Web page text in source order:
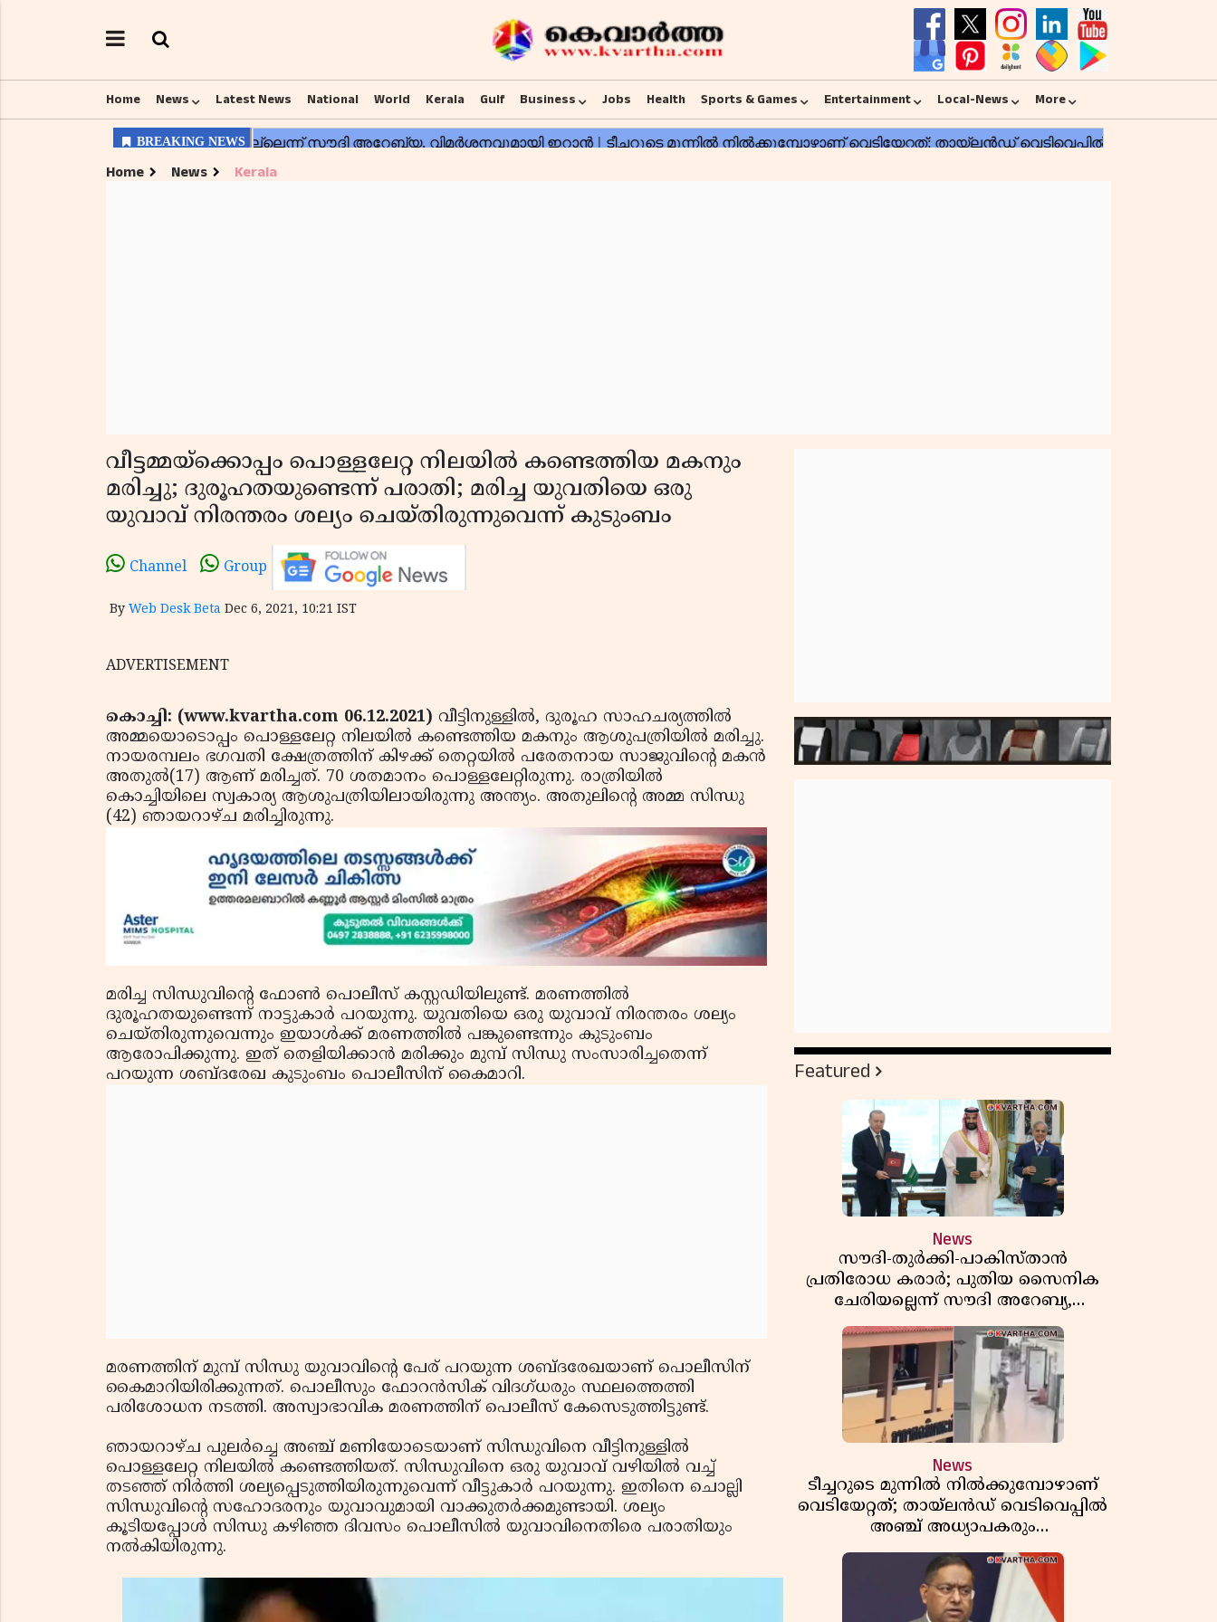
Home News Latest News National World Kerala Gulf Business Jobs Health Sports & Games Entertainment Local-News More
Home News Kerala
വീട്ടമ്മയ്‌ക്കൊപ്പം പൊള്ളലേറ്റ നിലയില്‍ കണ്ടെത്തിയ മകനും
മരിച്ചു; ദുരൂഹതയുണ്ടെന്ന് പരാതി; മരിച്ച യുവതിയെ ഒരു
യുവാവ് നിരന്തരം ശല്യം ചെയ്തിരുന്നുവെന്ന് കുടുംബം
Channel Group
By Web Desk Beta Dec 6, 2021, 10:21 IST
ADVERTISEMENT
കൊച്ചി: (www.kvartha.com 06.12.2021) വീട്ടിനുള്ളില്‍, ദുരൂഹ സാഹചര്യത്തില്‍
അമ്മയൊടൊപ്പം പൊള്ളലേറ്റ നിലയില്‍ കണ്ടെത്തിയ മകനും ആശുപത്രിയില്‍ മരിച്ചു.
നായരമ്പലം ഭഗവതി ക്ഷേത്രത്തിന് കിഴക്ക് തെറ്റയില്‍ പരേതനായ സാജുവിന്റെ മകന്‍
അതുല്‍(17) ആണ് മരിച്ചത്. 70 ശതമാനം പൊള്ളലേറ്റിരുന്നു. രാത്രിയില്‍
കൊച്ചിയിലെ സ്വകാര്യ ആശുപത്രിയിലായിരുന്നു അന്ത്യം. അതുലിന്റെ അമ്മ സിന്ധു
(42) ഞായറാഴ്ച മരിച്ചിരുന്നു.
മരിച്ച സിന്ധുവിന്റെ ഫോണ്‍ പൊലീസ് കസ്റ്റഡിയിലുണ്ട്. മരണത്തില്‍
ദുരൂഹതയുണ്ടെന്ന് നാട്ടുകാര്‍ പറയുന്നു. യുവതിയെ ഒരു യുവാവ് നിരന്തരം ശല്യം
ചെയ്തിരുന്നുവെന്നും ഇയാള്‍ക്ക് മരണത്തില്‍ പങ്കുണ്ടെന്നും കുടുംബം
ആരോപിക്കുന്നു. ഇത് തെളിയിക്കാന്‍ മരിക്കും മുമ്പ് സിന്ധു സംസാരിച്ചതെന്ന്
പറയുന്ന ശബ്ദരേഖ കുടുംബം പൊലീസിന് കൈമാറി.
മരണത്തിന് മുമ്പ് സിന്ധു യുവാവിന്റെ പേര് പറയുന്ന ശബ്ദരേഖയാണ് പൊലീസിന്
കൈമാറിയിരിക്കുന്നത്. പൊലീസും ഫോറന്‍സിക് വിദഗ്ധരും സ്ഥലത്തെത്തി
പരിശോധന നടത്തി. അസ്വാഭാവിക മരണത്തിന് പൊലീസ് കേസെടുത്തിട്ടുണ്ട്.
ഞായറാഴ്ച പുലര്‍ച്ചെ അഞ്ച് മണിയോടെയാണ് സിന്ധുവിനെ വീട്ടിനുള്ളില്‍
പൊള്ളലേറ്റ നിലയില്‍ കണ്ടെത്തിയത്. സിന്ധുവിനെ ഒരു യുവാവ് വഴിയില്‍ വച്ച്
തടഞ്ഞ് നിര്‍ത്തി ശല്യപ്പെടുത്തിയിരുന്നുവെന്ന് വീട്ടുകാര്‍ പറയുന്നു. ഇതിനെ ചൊല്ലി
സിന്ധുവിന്റെ സഹോദരനും യുവാവുമായി വാക്കുതര്‍ക്കമുണ്ടായി. ശല്യം
കൂടിയപ്പോള്‍ സിന്ധു കഴിഞ്ഞ ദിവസം പൊലീസില്‍ യുവാവിനെതിരെ പരാതിയും
നല്‍കിയിരുന്നു.
Featured
News
സൗദി-തുർക്കി-പാകിസ്താൻ
പ്രതിരോധ കരാർ; പുതിയ സൈനിക
ചേരിയല്ലെന്ന് സൗദി അറേബ്യ,
വിമർശനവുമായി ഇറാൻ
News
ടീച്ചറുടെ മുന്നിൽ നിൽക്കുമ്പോഴാണ്
വെടിയേറ്റത്; തായ്‌ലൻഡ് വെടിവെപ്പിൽ
അഞ്ച് അധ്യാപകരും
മുത്തശ്ശീമുത്തശ്ശന്മാരും കൊല്ലപ്പെട്ടു,
മരണസംഖ്യ 7; ഞെട്ടിക്കുന്ന
വെളിപ്പെടുത്തലുകൾ